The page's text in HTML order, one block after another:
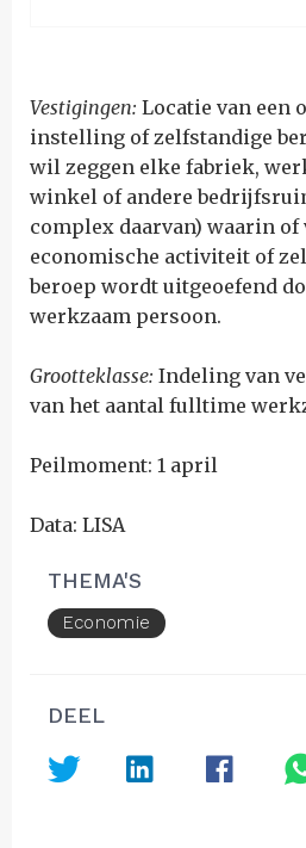
Vestigingen: Locatie van een
instelling of zelfstandige
wil zeggen elke fabriek,
winkel of andere
complex daarvan) waarin of
economische activiteit of
beroep wordt uitgeoefend
werkzaam persoon.
Grootteklasse: Indeling van
van het aantal fulltime
Peilmoment: 1 april
Data: LISA
THEMA'S
Economie
DEEL